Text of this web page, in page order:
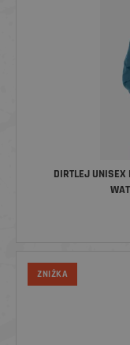
DIRTLEJ UNISEX
ZNIŻKA